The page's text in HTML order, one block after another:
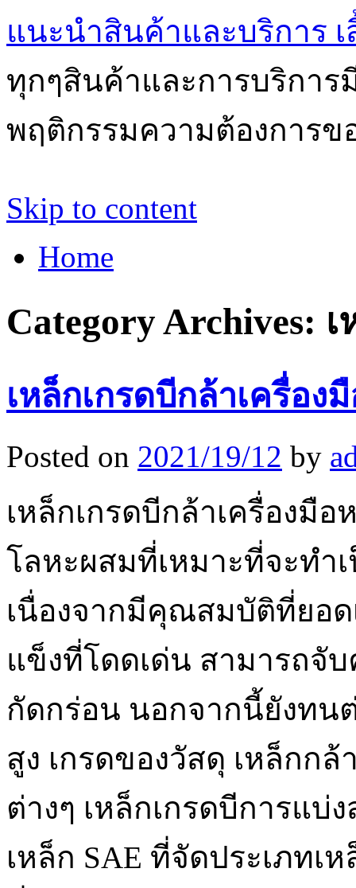
แนะนำสินค้าและบริการ
ทุกๆสินค้าและการบริกา
พฤติกรรมความต้องการข
Skip to content
Home
Category Archives:
เหล็กเกรดบีกล้าเครื่อง
Posted on 2021/19/12 by
เหล็กเกรดบีกล้าเครื่องมื
โลหะผสมที่เหมาะที่จะทำ
เนื่องจากมีคุณสมบัติที่ยอ
แข็งที่โดดเด่น สามารถจั
กัดกร่อน นอกจากนี้ยังท
สูง เกรดของวัสดุ เหล็กก
ต่างๆ เหล็กเกรดบีการแบ่
เหล็ก SAE ที่จัดประเภทเ